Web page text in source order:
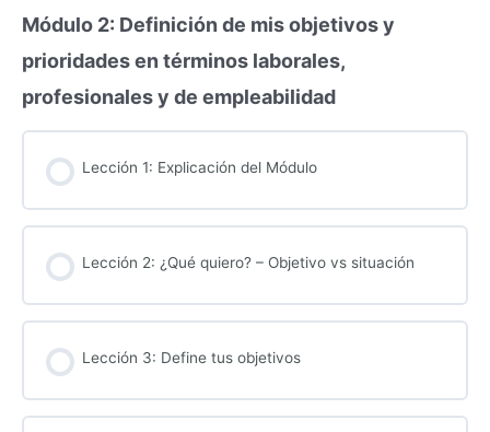
Módulo 2: Definición de mis objetivos y
prioridades en términos laborales,
profesionales y de empleabilidad
Lección 1: Explicación del Módulo
Lección 2: ¿Qué quiero? – Objetivo vs situación
Lección 3: Define tus objetivos